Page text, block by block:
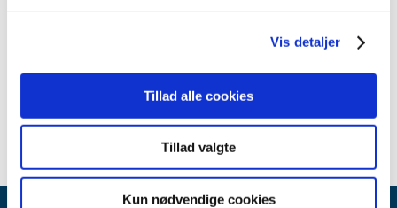
Vis detaljer
Tillad alle cookies
Tillad valgte
Kun nødvendige cookies
juni (4)